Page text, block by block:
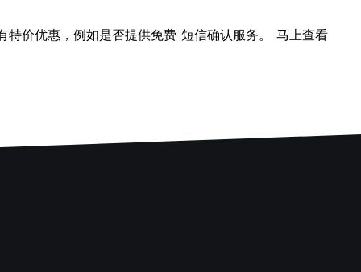
价优惠，例如是否提供免费 短信确认服务。 马上查看